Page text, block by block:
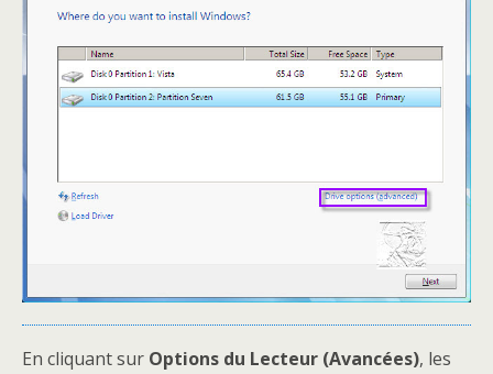
En cliquant sur Options du Lecteur (Avancées), les